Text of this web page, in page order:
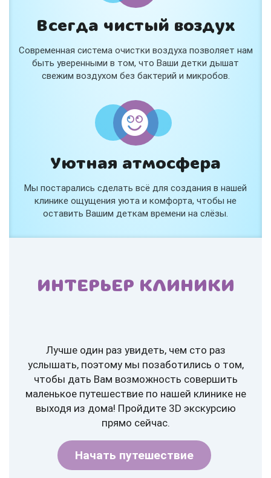
Всегда чистый воздух
Современная система очистки воздуха позволяет нам
быть уверенными в том, что Ваши детки дышат
свежим воздухом без бактерий и микробов.
Уютная атмосфера
Мы постарались сделать всё для создания в нашей
клинике ощущения уюта и комфорта, чтобы не
оставить Вашим деткам времени на слёзы.
ИНТЕРЬЕР КЛИНИКИ
Лучше один раз увидеть, чем сто раз
услышать, поэтому мы позаботились о том,
чтобы дать Вам возможность совершить
маленькое путешествие по нашей клинике не
выходя из дома! Пройдите 3D экскурсию
прямо сейчас.
Начать путешествие